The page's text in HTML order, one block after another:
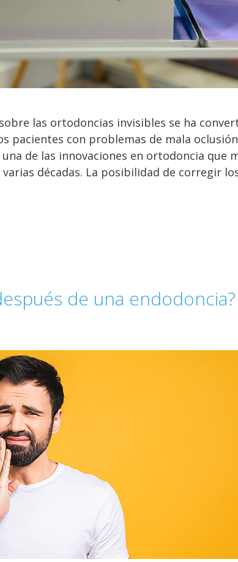
las ortodoncias invisibles se ha
pacientes con problemas de mala
de las innovaciones en ortodoncia que
décadas. La posibilidad de corregir
de una endodoncia?